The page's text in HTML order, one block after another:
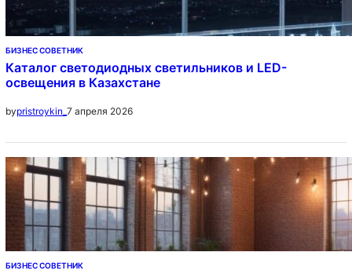
БИЗНЕС СОВЕТНИК
Каталог светодиодных светильников и LED-
освещения в Казахстане
bypristroykin_ 7 апреля 2026
БИЗНЕС СОВЕТНИК